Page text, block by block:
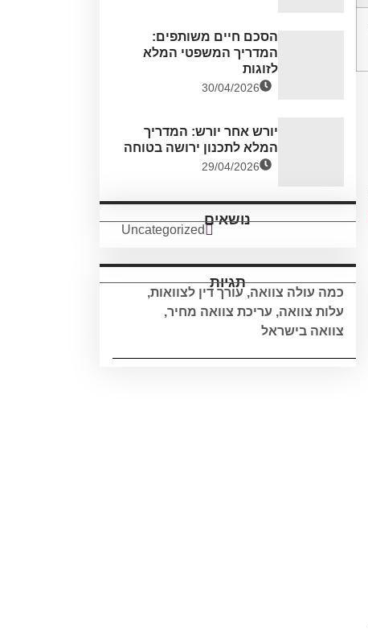
הסכם חיים משותפים:
המדריך המשפטי המלא
לזוגות
30/04/2026
יורש אחר יורש: המדריך
המלא לתכנון ירושה בטוחה
29/04/2026
נושאים
Uncategorized
תגיות
כמה עולה צוואה, עורך דין לצוואות,
עלות צוואה, עריכת צוואה מחיר,
צוואה בישראל